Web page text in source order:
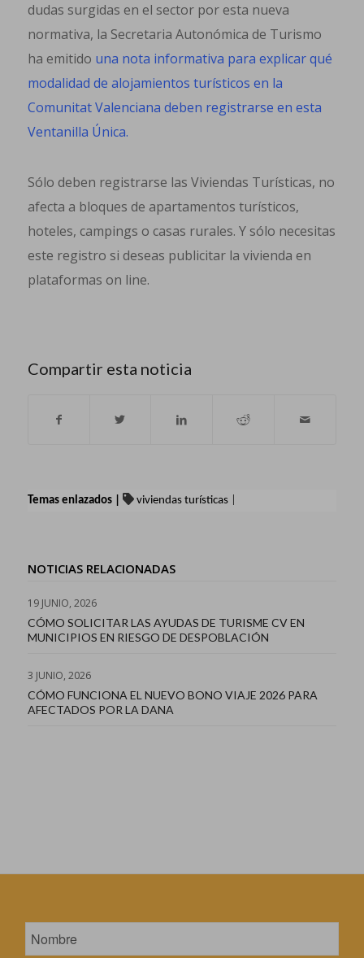
dudas surgidas en el sector por esta nueva
normativa, la Secretaria Autonómica de Turismo
ha emitido una nota informativa para explicar qué
modalidad de alojamientos turísticos en la
Comunitat Valenciana deben registrarse en esta
Ventanilla Única.
Sólo deben registrarse las Viviendas Turísticas, no
afecta a bloques de apartamentos turísticos,
hoteles, campings o casas rurales. Y sólo necesitas
este registro si deseas publicitar la vivienda en
plataformas on line.
Compartir esta noticia
Temas enlazados | viviendas turísticas
NOTICIAS RELACIONADAS
19 JUNIO, 2026
CÓMO SOLICITAR LAS AYUDAS DE TURISME CV EN
MUNICIPIOS EN RIESGO DE DESPOBLACIÓN
3 JUNIO, 2026
CÓMO FUNCIONA EL NUEVO BONO VIAJE 2026 PARA
AFECTADOS POR LA DANA